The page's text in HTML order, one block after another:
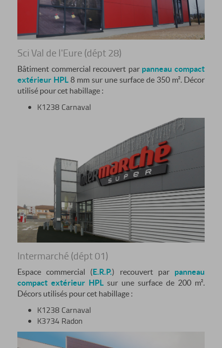
Sci Val de l'Eure (dépt 28)
Bâtiment commercial recouvert par panneau compact
extérieur HPL 8 mm sur une surface de 350 m². Décor
utilisé pour cet habillage :
K1238 Carnaval
Intermarché (dépt 01)
Espace commercial ( E.R.P.) recouvert par panneau
compact extérieur HPL sur une surface de 200 m².
Décors utilisés pour cet habillage :
K1238 Carnaval
K3734 Radon